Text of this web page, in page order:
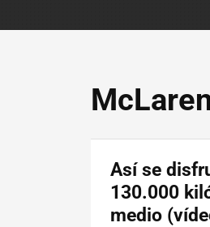
Así se
130.000
medio